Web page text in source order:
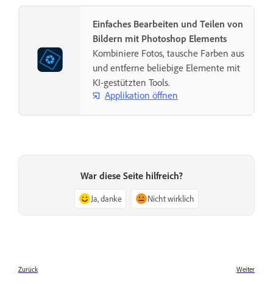
Einfaches Bearbeiten und Teilen von
Bildern mit Photoshop Elements
Kombiniere Fotos, tausche Farben aus
und entferne beliebige Elemente mit
KI-gestützten Tools.
Applikation öffnen
War diese Seite hilfreich?
Ja, danke Nicht wirklich
Zurück Weiter